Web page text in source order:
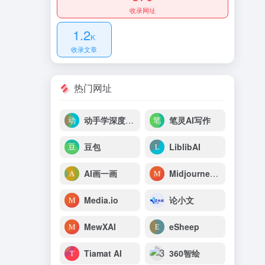
收录网址
1.2K
收录文章
热门网址
动手学深度学习 笔灵AI写作
豆包 LiblibAI
AI画一画 Midjourney中文站
Media.io 论小文
MewXAI eSheep
Tiamat AI 360智绘